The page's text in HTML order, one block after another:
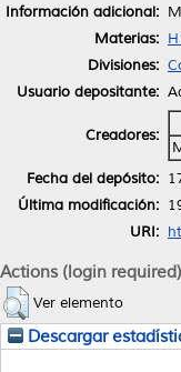
Información adicional:
Materias:
Divisiones:
Usuario depositante:
Creadores:
Fecha del depósito:
Última modificación:
URI:
Actions (login required)
Ver elemento
Descargar